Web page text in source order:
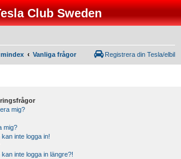
Club Sweden
Vanliga frågor Registrera din Tesla/elbil
mig?
mig?
inte logga in!
inte logga in längre?!